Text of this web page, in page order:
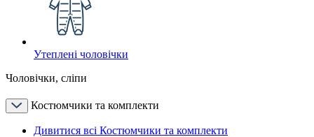
Утеплені чоловічки
Чоловічки, сліпи
Костюмчики та комплекти
Дивитися всі Костюмчики та комплекти